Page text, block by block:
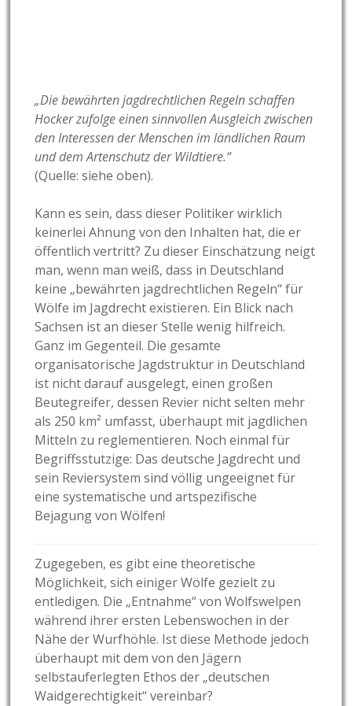
„Die bewährten jagdrechtlichen Regeln schaffen
Hocker zufolge einen sinnvollen Ausgleich zwischen
den Interessen der Menschen im ländlichen Raum
und dem Artenschutz der Wildtiere.“
(Quelle: siehe oben).
Kann es sein, dass dieser Politiker wirklich
keinerlei Ahnung von den Inhalten hat, die er
öffentlich vertritt? Zu dieser Einschätzung neigt
man, wenn man weiß, dass in Deutschland
keine „bewährten jagdrechtlichen Regeln“ für
Wölfe im Jagdrecht existieren. Ein Blick nach
Sachsen ist an dieser Stelle wenig hilfreich.
Ganz im Gegenteil. Die gesamte
organisatorische Jagdstruktur in Deutschland
ist nicht darauf ausgelegt, einen großen
Beutegreifer, dessen Revier nicht selten mehr
als 250 km² umfasst, überhaupt mit jagdlichen
Mitteln zu reglementieren. Noch einmal für
Begriffsstutzige: Das deutsche Jagdrecht und
sein Reviersystem sind völlig ungeeignet für
eine systematische und artspezifische
Bejagung von Wölfen!
Zugegeben, es gibt eine theoretische
Möglichkeit, sich einiger Wölfe gezielt zu
entledigen. Die „Entnahme“ von Wolfswelpen
während ihrer ersten Lebenswochen in der
Nähe der Wurfhöhle. Ist diese Methode jedoch
überhaupt mit dem von den Jägern
selbstauferlegten Ethos der „deutschen
Waidgerechtigkeit“ vereinbar?